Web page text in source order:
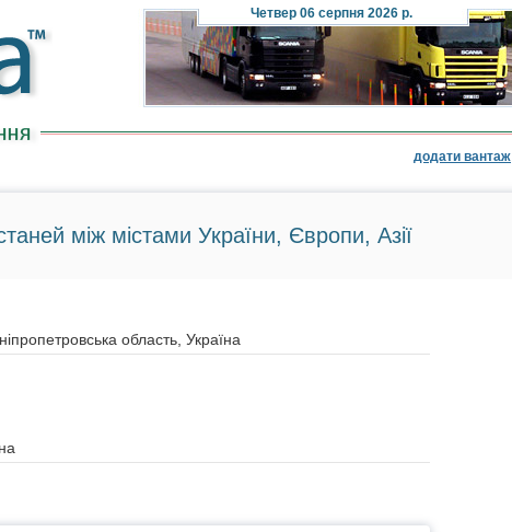
Четвер 06 серпня 2026 р.
додати вантаж
між містами України, Європи, Азії